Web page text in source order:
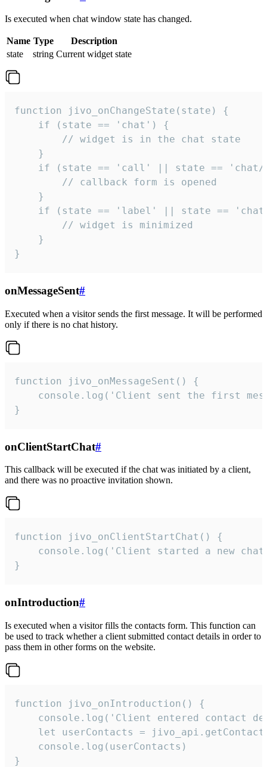
Is executed when chat window state has changed.
Name Type
Description
state
string Current widget state
function jivo_onChangeState(state) {
    if (state == 'chat') {
        // widget is in the chat state
    }
if (state == 'call' || state ==
        // callback form is opened
    }
if (state == 'label' || state ==
        // widget is minimized
    }
}
onMessageSent#
Executed when a visitor sends the first message. It will be performed
only if there is no chat history.
function jivo_onMessageSent() {
console.log('Client sent the first
}
onClientStartChat#
This callback will be executed if the chat was initiated by a client,
and there was no proactive invitation shown.
function jivo_onClientStartChat() {
console.log('Client started a new
}
onIntroduction#
Is executed when a visitor fills the contacts form. This function can
be used to track whether a client submitted contact details in order to
pass them in other forms on the website.
function jivo_onIntroduction() {
console.log('Client entered contact
let userContacts =
    console.log(userContacts)
}